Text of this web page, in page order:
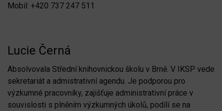
Mobil: +420 737 247 511
Lucie Černá
Absolvovala Střední knihovnickou školu v Brně. V IKSP vede
sekretariát a admistrativní agendu. Je podporou pro
výzkumné pracovníky, zajišťuje administrativní práce v
souvislosti s plněním výzkumných úkolů, podílí se na